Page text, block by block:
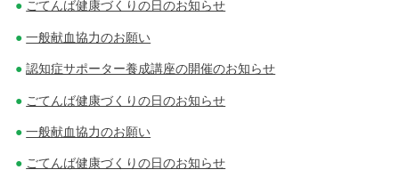
ごてんば健康づくりの日のお知らせ
一般献血協力のお願い
認知症サポーター養成講座の開催のお知らせ
ごてんば健康づくりの日のお知らせ
一般献血協力のお願い
ごてんば健康づくりの日のお知らせ